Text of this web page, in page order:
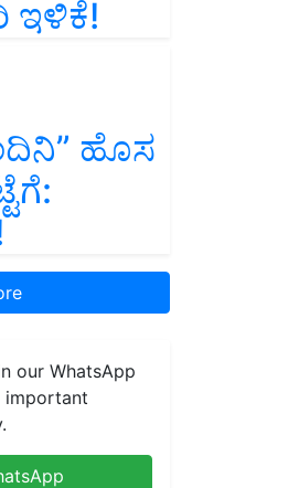
ಇಳಿಕೆ!
ಹೊಸ
our WhatsApp
important